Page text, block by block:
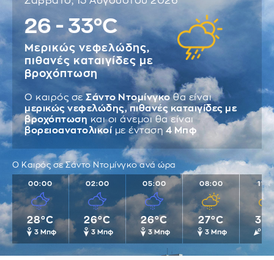
26 - 33°C
Μερικώς νεφελώδης,
πιθανές καταιγίδες με
βροχόπτωση
Ο καιρός σε Σάντο Ντομίνγκοθα είναι
μερικώς νεφελώδης, πιθανές καταιγίδες με
βροχόπτωση και οι άνεμοι θα είναι
βορειοανατολικοί με ένταση 4 Μπφ
Ο Καιρός σε Σάντο Ντομίνγκο ανά ώρα
00:00
28°C
3 Μπφ
02:00
26°C
3 Μπφ
05:00
26°C
3 Μπφ
08:00
27°C
3 Μπφ